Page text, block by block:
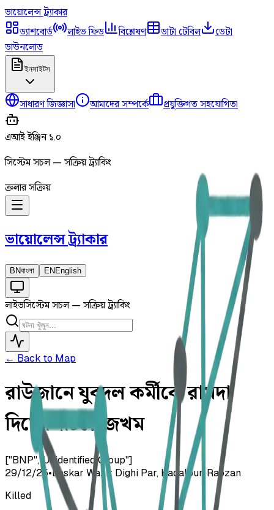
ভায়োলেন্সট্র্যাকার
ড্যাশবোর্ড
লাইভ ফিড বিশ্লেষণ ডাটা টেবিল
ডেটা
ডাউনলোড
ইনসাইটস
সাধারণ জিজ্ঞাসা আমাদের সম্পর্কে প্রযুক্তিগত সহযোগিতা
এআই ইঞ্জিন ১.০
সিস্টেম সচল — সক্রিয় ট্র্যাকিং
ক্রলার সক্রিয়
ভায়োলেন্সট্র্যাকার
BNবাংলা EN English
লাইভসিস্টেম সচল — সক্রিয় ট্র্যাকিং
← Back to Map
রাউজানে যুবদল কর্মীকে রামদা
দিয়ে পিটিয়ে জখম
["BNP","Unidentified Group"]
29/12/25•Laskar Wazir Dighi Par, Kadalpur, Raozan
Killed